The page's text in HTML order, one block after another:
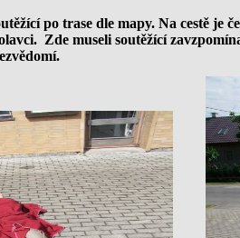
po trase dle mapy. Na cestě je
Zde museli soutěžící